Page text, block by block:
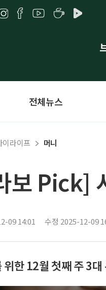
전체뉴스
이라이프 머니
보 Pick]
09 14:01 수정 2025-12-09
위한 12월 첫째 주 3대